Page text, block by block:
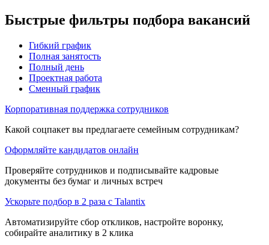
Быстрые фильтры подбора вакансий
Гибкий график
Полная занятость
Полный день
Проектная работа
Сменный график
Корпоративная поддержка сотрудников
Какой соцпакет вы предлагаете семейным сотрудникам?
Оформляйте кандидатов онлайн
Проверяйте сотрудников и подписывайте кадровые
документы без бумаг и личных встреч
Ускорьте подбор в 2 раза с Talantix
Автоматизируйте сбор откликов, настройте воронку,
собирайте аналитику в 2 клика